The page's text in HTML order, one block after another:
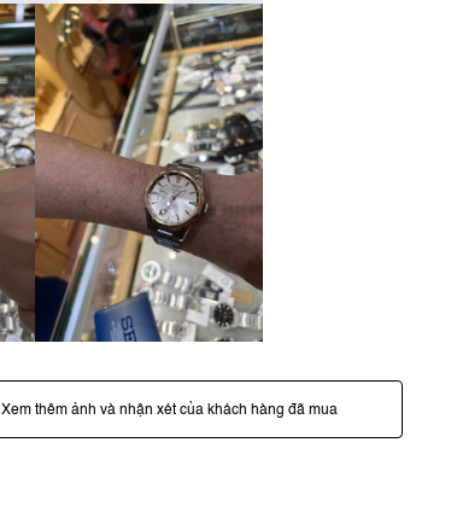
Xem thêm ảnh và nhận xét của khách hàng đã mua